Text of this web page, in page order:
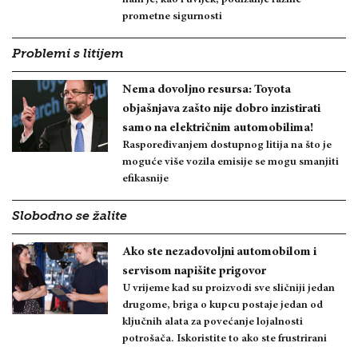
prometne sigurnosti
Problemi s litijem
Nema dovoljno resursa: Toyota
objašnjava zašto nije dobro inzistirati
samo na električnim automobilima!
Raspoređivanjem dostupnog litija na što je
moguće više vozila emisije se mogu smanjiti
efikasnije
Slobodno se žalite
Ako ste nezadovoljni automobilom i
servisom napišite prigovor
U vrijeme kad su proizvodi sve sličniji jedan
drugome, briga o kupcu postaje jedan od
ključnih alata za povećanje lojalnosti
potrošača. Iskoristite to ako ste frustrirani